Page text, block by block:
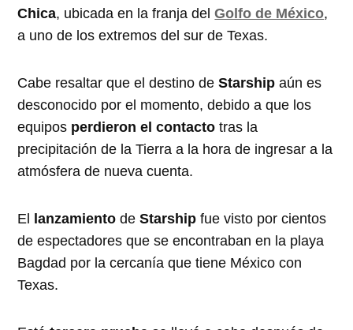
Chica, ubicada en la franja delGolfo de México,
a uno de los extremos del sur de Texas.
Cabe resaltar que el destino deStarship aún es
desconocido por el momento, debido a que los
equipos perdieron el contacto tras la
precipitación de la Tierra a la hora de ingresar a la
atmósfera de nueva cuenta.
El lanzamiento deStarship fue visto por cientos
de espectadores que se encontraban en la playa
Bagdad por la cercanía que tiene México con
Texas.